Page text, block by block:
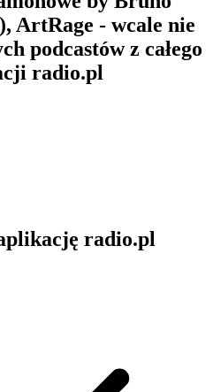
ArtRage - wcale nie
podcastów z całego
radio.pl
radio.pl